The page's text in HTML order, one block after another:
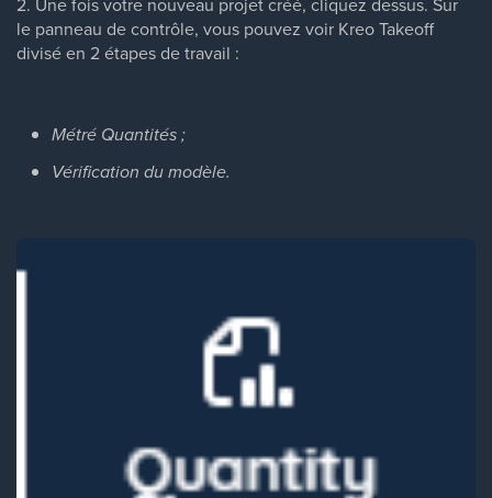
le panneau de contrôle, vous pouvez voir Kreo Takeoff
divisé en 2 étapes de travail :
Métré Quantités ;
Vérification du modèle.